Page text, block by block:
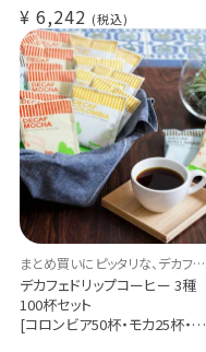
¥ 6,242 税込
まとめ買いにピッタリな、デカフェ
飲み比べセット♪
デカフェドリップコーヒー 3種
100杯セット
[コロンビア50杯・モカ25杯・バ